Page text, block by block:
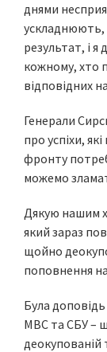
днями
ускладнюють,
результат, і
кожному, хто
відповідних
Генерали
про успіхи,
фронту
можемо
Дякую нашим
який зараз
щойно
поповнення
Була
МВС та СБУ –